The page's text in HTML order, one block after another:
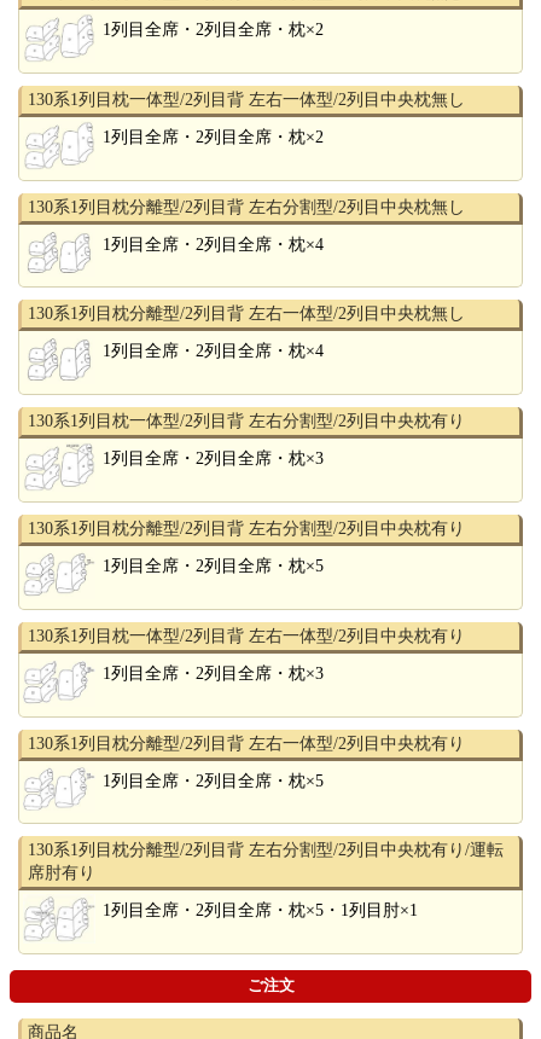
1列目全席・2列目全席・枕×2
130系1列目枕一体型/2列目背 左右一体型/2列目中央枕無し
1列目全席・2列目全席・枕×2
130系1列目枕分離型/2列目背 左右分割型/2列目中央枕無し
1列目全席・2列目全席・枕×4
130系1列目枕分離型/2列目背 左右一体型/2列目中央枕無し
1列目全席・2列目全席・枕×4
130系1列目枕一体型/2列目背 左右分割型/2列目中央枕有り
1列目全席・2列目全席・枕×3
130系1列目枕分離型/2列目背 左右分割型/2列目中央枕有り
1列目全席・2列目全席・枕×5
130系1列目枕一体型/2列目背 左右一体型/2列目中央枕有り
1列目全席・2列目全席・枕×3
130系1列目枕分離型/2列目背 左右一体型/2列目中央枕有り
1列目全席・2列目全席・枕×5
130系1列目枕分離型/2列目背 左右分割型/2列目中央枕有り/運転
席肘有り
1列目全席・2列目全席・枕×5・1列目肘×1
ご注文
商品名